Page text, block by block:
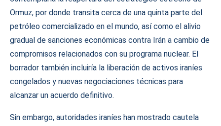
Ormuz, por donde transita cerca de una quinta parte del
petróleo comercializado en el mundo, así como el alivio
gradual de sanciones económicas contra Irán a cambio de
compromisos relacionados con su programa nuclear. El
borrador también incluiría la liberación de activos iraníes
congelados y nuevas negociaciones técnicas para
alcanzar un acuerdo definitivo.
Sin embargo, autoridades iraníes han mostrado cautela